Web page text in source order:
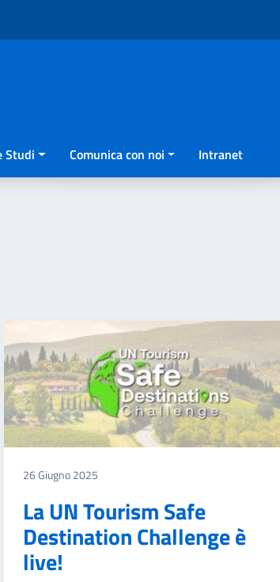
Studi Comunica con noi Intranet
26 Giugno 2025
La UN Tourism Safe
Destination Challenge è
live!